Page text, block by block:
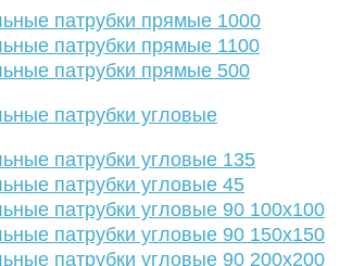
патрубки прямые 1000
патрубки прямые 1100
патрубки прямые 500
патрубки угловые
патрубки угловые 135
патрубки угловые 45
патрубки угловые 90 100х100
патрубки угловые 90 150х150
патрубки угловые 90 200х200